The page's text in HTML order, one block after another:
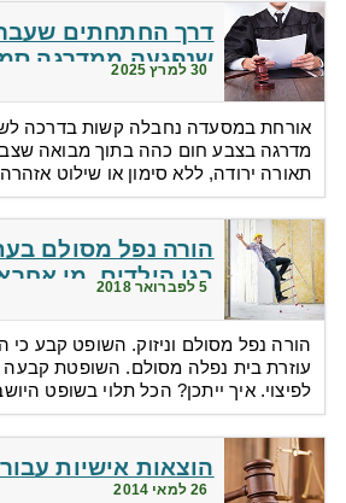
דרך החתחתים
שנפגעה ממדרגה
30 למרץ 2025
אורחת במסעדה נחבלה קשות בדרכה
מדרגה בצבע חום כהה בתוך מבואה
תאורה ירודה, ללא סימון או שילוט
הורה נפל מסולם
בגן הילדים. מי
5 לפברואר 2018
הורה נפל מסולם וניזוק. השופט קבע כי
עוזרת בית נפלה מסולם. השופטת קבעה
לפיצוי. איך ייתכן? הכל תלוי בשופט
הוצאות אישיות
26 למאי 2014